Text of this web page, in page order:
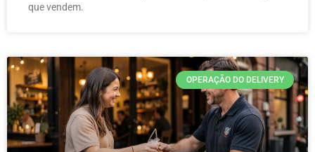
que vendem.
OPERAÇÃO DO DELIVERY